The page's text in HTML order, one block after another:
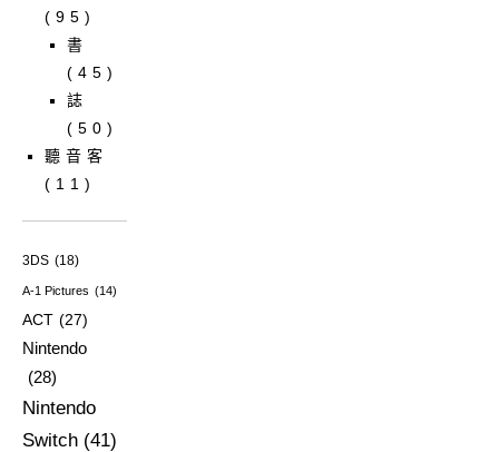
(95)
書
(45)
誌
(50)
聽音客
(11)
3DS (18)
A-1 Pictures (14)
ACT (27)
Nintendo
(28)
Nintendo
Switch (41)